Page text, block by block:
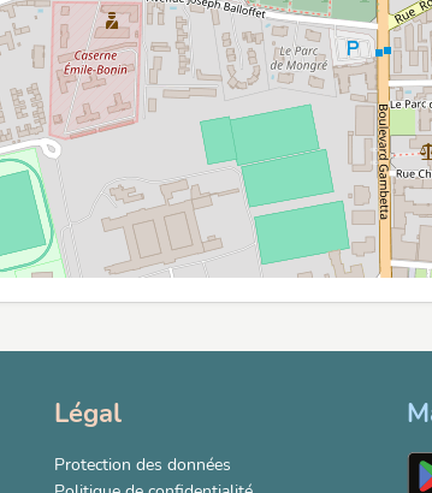
Légal
Protection des données